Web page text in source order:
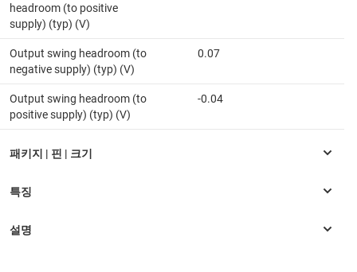
headroom (to positive
supply) (typ) (V)
Output swing headroom (to
negative supply) (typ) (V)
0.07
Output swing headroom (to
positive supply) (typ) (V)
-0.04